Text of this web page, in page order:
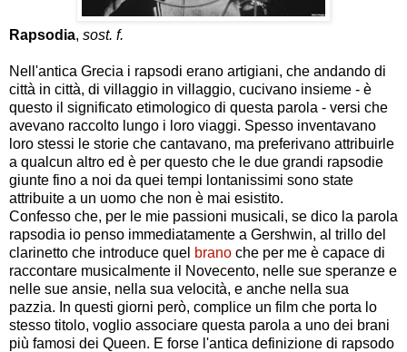
Rapsodia, sost. f.
Nell'antica Grecia i rapsodi erano artigiani, che andando di
città in città, di villaggio in villaggio, cucivano insieme - è
questo il significato etimologico di questa parola - versi che
avevano raccolto lungo i loro viaggi. Spesso inventavano
loro stessi le storie che cantavano, ma preferivano attribuirle
a qualcun altro ed è per questo che le due grandi rapsodie
giunte fino a noi da quei tempi lontanissimi sono state
attribuite a un uomo che non è mai esistito.
Confesso che, per le mie passioni musicali, se dico la parola
rapsodia io penso immediatamente a Gershwin, al trillo del
clarinetto che introduce quel brano che per me è capace di
raccontare musicalmente il Novecento, nelle sue speranze e
nelle sue ansie, nella sua velocità, e anche nella sua
pazzia. In questi giorni però, complice un film che porta lo
stesso titolo, voglio associare questa parola a uno dei brani
più famosi dei Queen. E forse l'antica definizione di rapsodo